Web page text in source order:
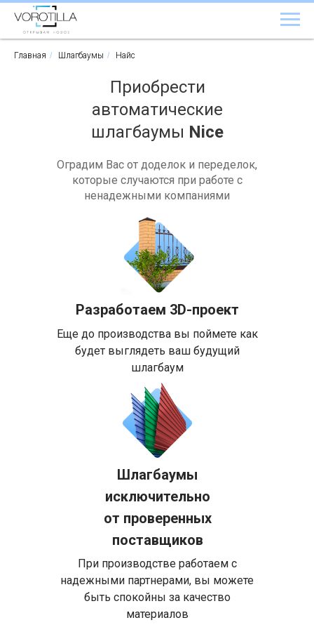
Главная / Шлагбаумы / Найс
Оградим Вас от доделок и переделок,
которые случаются при работе с
ненадежными компаниями
Приобрести
автоматические
шлагбаумы Nice
Разработаем 3D-проект
Еще до производства вы поймете как
будет выглядеть ваш будущий
шлагбаум
Шлагбаумы
исключительно
от проверенных
поставщиков
При производстве работаем с
надежными партнерами, вы можете
быть спокойны за качество
материалов